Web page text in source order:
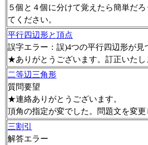
５個と４個に分けて覚えたら簡単だ
てください。
平行四辺形と頂点
誤字エラー：誤)4つの平行四辺形が
★ありがとうございます。訂正いた
二等辺三角形
質問要望
★連絡ありがとうございます。
頂角の指定が変でした。問題文を変更
三割引
解答エラー